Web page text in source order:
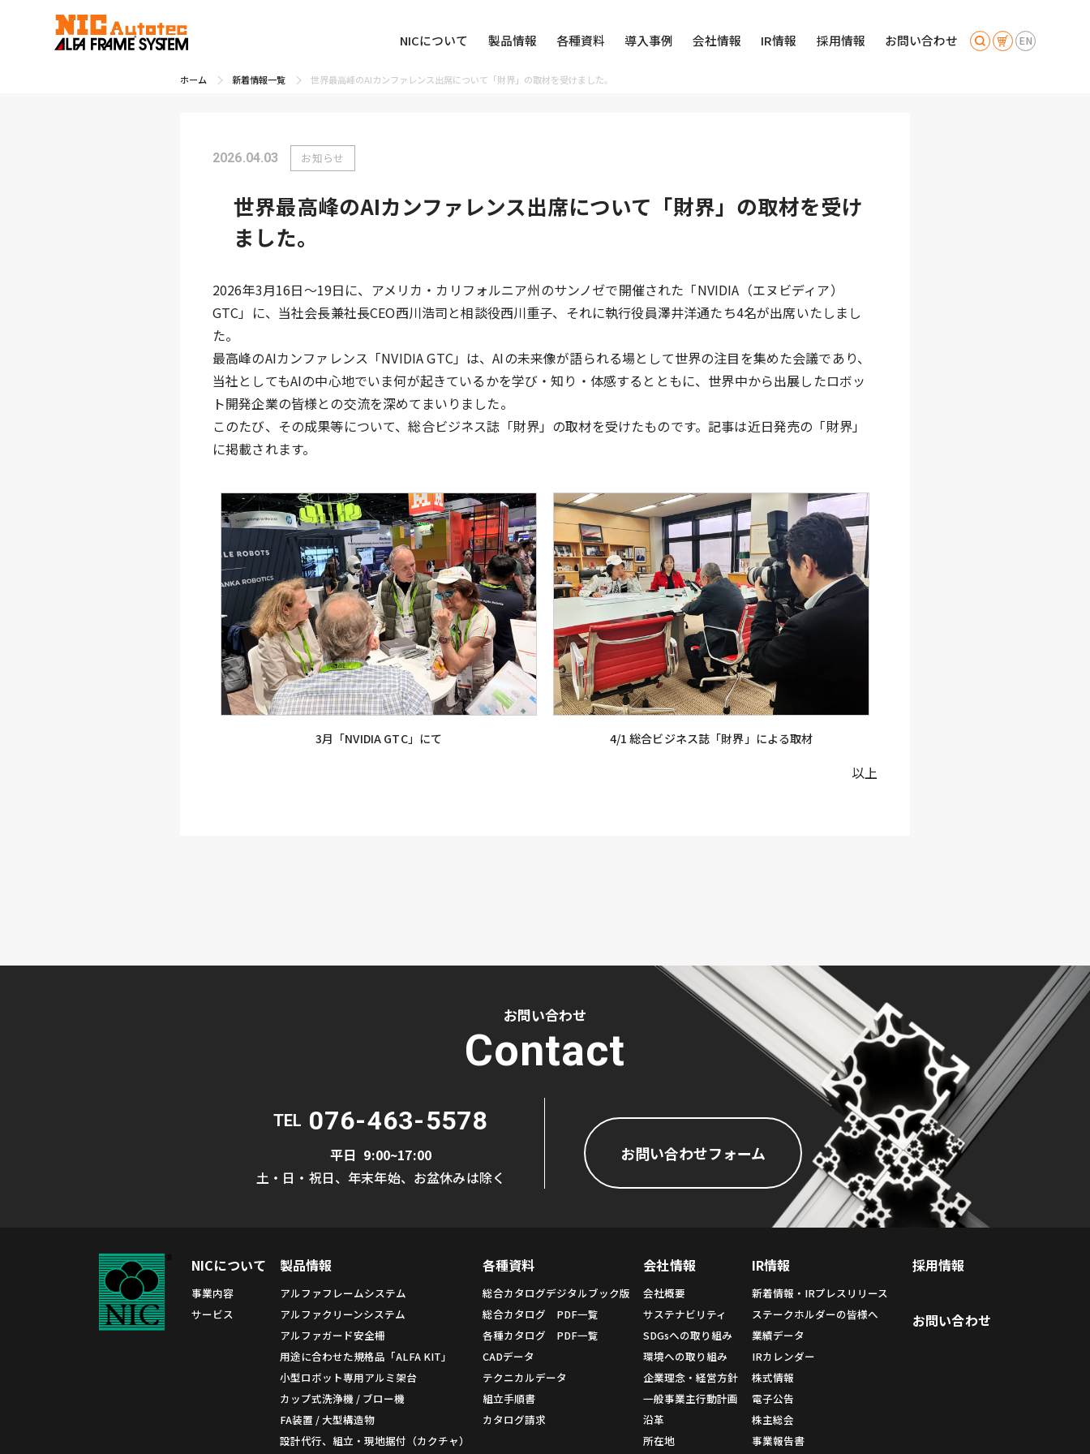
NICについて 製品情報 各種資料 導入事例 会社情報 IR情報 採用情報 お問い合わせ EN
ホーム 新着情報一覧 世界最高峰のAIカンファレンス出席について「財界」の取材を受けました。
2026.04.03 お知らせ
世界最高峰のAIカンファレンス出席について「財界」の取材を受け
ました。
2026年3月16日～19日に、アメリカ・カリフォルニア州のサンノゼで開催された「NVIDIA（エヌビディア）
GTC」に、当社会長兼社長CEO西川浩司と相談役西川重子、それに執行役員澤井洋通たち4名が出席いたしまし
た。
最高峰のAIカンファレンス「NVIDIA GTC」は、AIの未来像が語られる場として世界の注目を集めた会議であり、
当社としてもAIの中心地でいま何が起きているかを学び・知り・体感するとともに、世界中から出展したロボッ
ト開発企業の皆様との交流を深めてまいりました。
このたび、その成果等について、総合ビジネス誌「財界」の取材を受けたものです。記事は近日発売の「財界」
に掲載されます。
3月「NVIDIA GTC」にて 4/1 総合ビジネス誌「財界」による取材
以上
お問い合わせ
Contact
TEL 076-463-5578
平日 9:00~17:00
土・日・祝日、年末年始、お盆休みは除く
お問い合わせフォーム
NICについて
事業内容
サービス
製品情報
アルファフレームシステム
アルファクリーンシステム
アルファガード安全柵
用途に合わせた規格品「ALFA KIT」
小型ロボット専用アルミ架台
カップ式洗浄機 / ブロー機
FA装置 / 大型構造物
設計代行、組立・現地据付（カクチャ）
各種資料
総合カタログデジタルブック版
総合カタログ PDF一覧
各種カタログ PDF一覧
CADデータ
テクニカルデータ
組立手順書
カタログ請求
会社情報
会社概要
サステナビリティ
SDGsへの取り組み
環境への取り組み
企業理念・経営方針
一般事業主行動計画
沿革
所在地
IR情報
新着情報・IRプレスリリース
ステークホルダーの皆様へ
業績データ
IRカレンダー
株式情報
電子公告
株主総会
事業報告書
採用情報
お問い合わせ